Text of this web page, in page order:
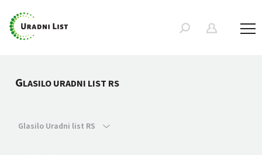
GLASILO URADNI LIST RS
Glasilo Uradni list RS